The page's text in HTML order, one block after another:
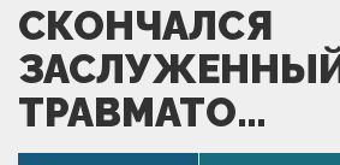
СКОНЧАЛСЯ
ТРАВМАТО…